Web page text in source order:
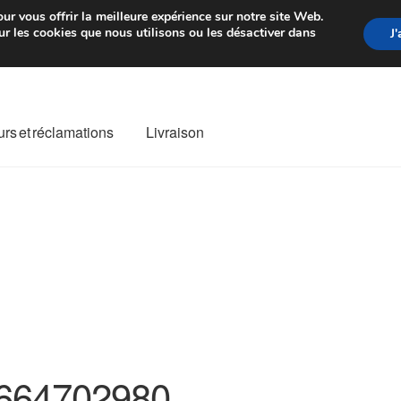
de 7 EUR Du lundi au
et réclamations Livraison
vous offrir la meilleure expérience sur notre site Web.
les cookies que nous utilisons ou les désactiver dans